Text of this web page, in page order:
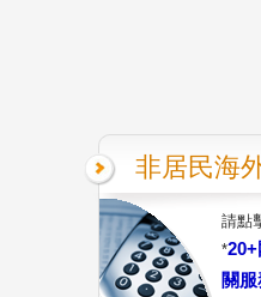
非居民海
請點
*20+
關